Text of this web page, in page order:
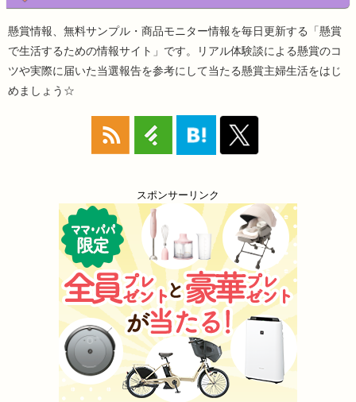
懸賞情報、無料サンプル・商品モニター情報を毎日更新する「懸賞
で生活するための情報サイト」です。リアル体験談による懸賞のコ
ツや実際に届いた当選報告を参考にして当たる懸賞主婦生活をはじ
めましょう☆
スポンサーリンク